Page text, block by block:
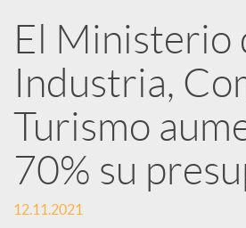
R
e
d
e
El Ministerio
Industria,
Turismo
70% su
12.11.2021